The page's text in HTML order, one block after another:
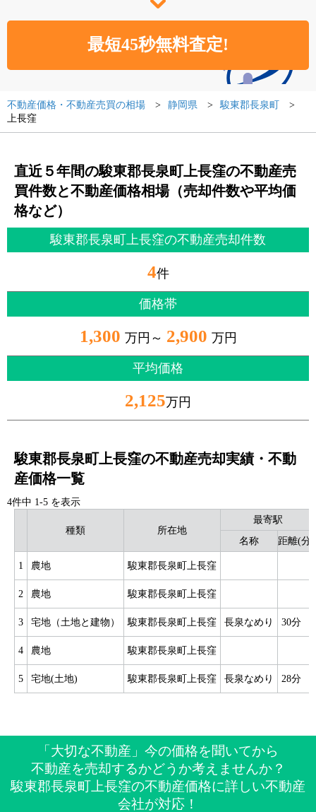
不動産価格・不動産売買の相場 静岡県
駿東郡長泉町
上長窪
直近５年間の駿東郡長泉町上長窪の不動産売
買件数と不動産価格相場（売却件数や平均価
格など）
駿東郡長泉町上長窪の不動産売却件数
4件
価格帯
1,300 万円～ 2,900 万円
平均価格
2,125万円
駿東郡長泉町上長窪の不動産売却実績・不動
産価格一覧
4件中 1-5 を表示
種類 所在地
最寄駅
名称
距離(分)
1 農地 駿東郡長泉町上長窪
2 農地 駿東郡長泉町上長窪
3 宅地（土地と建物） 駿東郡長泉町上長窪 長泉なめり 30分
4 農地 駿東郡長泉町上長窪
5 宅地(土地) 駿東郡長泉町上長窪 長泉なめり 28分
「大切な不動産」今の価格を聞いてから
不動産を売却するかどうか考えませんか？
駿東郡長泉町上長窪の不動産価格に詳しい不動産
会社が対応！